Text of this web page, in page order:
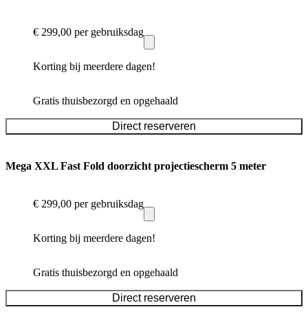
€ 299,00 per gebruiksdag
Korting bij meerdere dagen!
Gratis thuisbezorgd en opgehaald
Direct reserveren
Mega XXL Fast Fold doorzicht projectiescherm 5 meter
€ 299,00 per gebruiksdag
Korting bij meerdere dagen!
Gratis thuisbezorgd en opgehaald
Direct reserveren